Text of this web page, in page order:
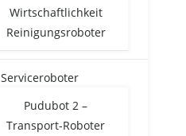
Wirtschaftlichkeit
Reinigungsroboter
Serviceroboter
Pudubot 2 –
Transport-Roboter